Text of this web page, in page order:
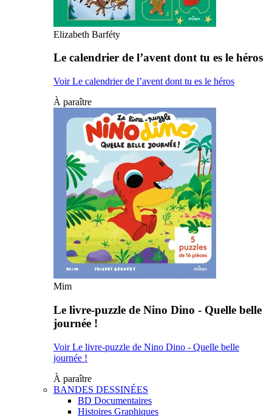
Elizabeth Barféty
Le calendrier de l’avent dont tu es le héros
Voir Le calendrier de l’avent dont tu es le héros
À paraître
Mim
Le livre-puzzle de Nino Dino - Quelle belle
journée !
Voir Le livre-puzzle de Nino Dino - Quelle belle
journée !
À paraître
BANDES DESSINÉES
BD Documentaires
Histoires Graphiques